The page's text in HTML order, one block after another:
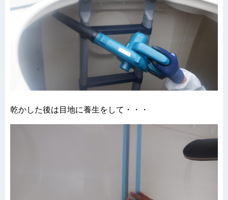
乾かした後は目地に養生をして・・・